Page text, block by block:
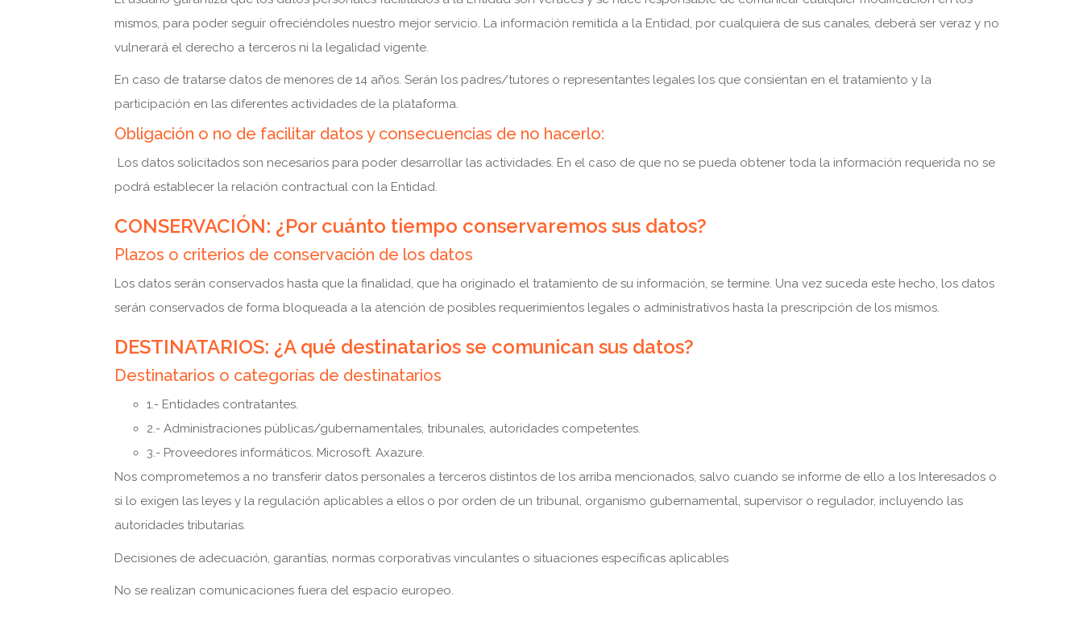
mismos, para poder seguir ofreciéndoles nuestro mejor servicio. La información remitida a la Entidad, por cualquiera de sus canales, deberá ser veraz y no
vulnerará el derecho a terceros ni la legalidad vigente.
En caso de tratarse datos de menores de 14 años. Serán los padres/tutores o representantes legales los que consientan en el tratamiento y la
participación en las diferentes actividades de la plataforma.
Obligación o no de facilitar datos y consecuencias de no hacerlo:
Los datos solicitados son necesarios para poder desarrollar las actividades. En el caso de que no se pueda obtener toda la información requerida no se
podrá establecer la relación contractual con la Entidad.
CONSERVACIÓN: ¿Por cuánto tiempo conservaremos sus datos?
Plazos o criterios de conservación de los datos
Los datos serán conservados hasta que la finalidad, que ha originado el tratamiento de su información, se termine. Una vez suceda este hecho, los datos
serán conservados de forma bloqueada a la atención de posibles requerimientos legales o administrativos hasta la prescripción de los mismos.
DESTINATARIOS: ¿A qué destinatarios se comunican sus datos?
Destinatarios o categorías de destinatarios
1.- Entidades contratantes.
2.- Administraciones públicas/gubernamentales, tribunales, autoridades competentes.
3.- Proveedores informáticos. Microsoft. Axazure.
Nos comprometemos a no transferir datos personales a terceros distintos de los arriba mencionados, salvo cuando se informe de ello a los Interesados o
si lo exigen las leyes y la regulación aplicables a ellos o por orden de un tribunal, organismo gubernamental, supervisor o regulador, incluyendo las
autoridades tributarias.
Decisiones de adecuación, garantías, normas corporativas vinculantes o situaciones específicas aplicables
No se realizan comunicaciones fuera del espacio europeo.